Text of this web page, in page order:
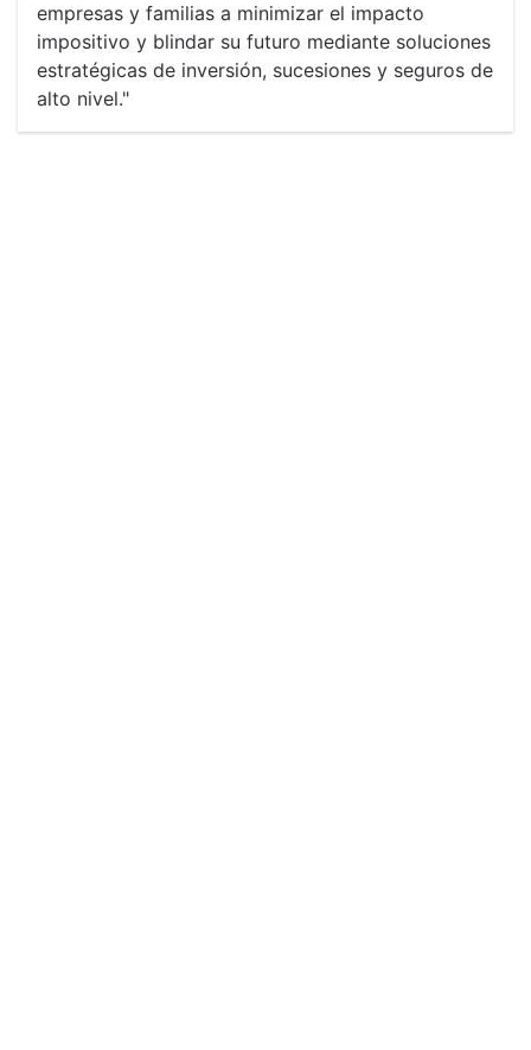
empresas y familias a minimizar el impacto
impositivo y blindar su futuro mediante soluciones
estratégicas de inversión, sucesiones y seguros de
alto nivel."